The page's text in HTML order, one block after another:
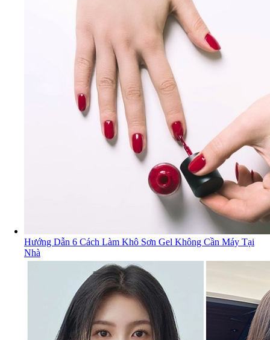
Hướng Dẫn 6 Cách Làm Khô Sơn Gel Không Cần Máy Tại
Nhà